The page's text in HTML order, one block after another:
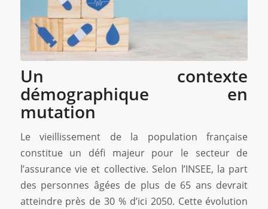
Un contexte
démographique en
mutation
Le vieillissement de la population française
constitue un défi majeur pour le secteur de
l’assurance vie et collective. Selon l’INSEE, la part
des personnes âgées de plus de 65 ans devrait
atteindre près de 30 % d’ici 2050. Cette évolution